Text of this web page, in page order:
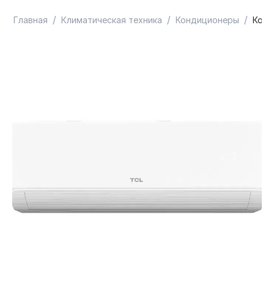
Главная / Климатическая техника / Кондиционеры /